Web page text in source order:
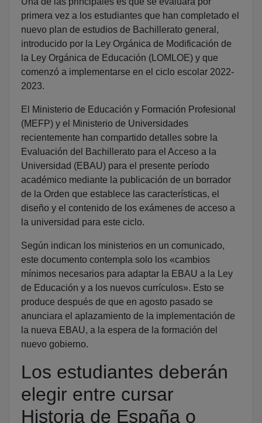
primera vez a los estudiantes que han completado el
nuevo plan de estudios de Bachillerato general,
introducido por la Ley Orgánica de Modificación de
la Ley Orgánica de Educación (LOMLOE) y que
comenzó a implementarse en el ciclo escolar 2022-
2023.
El Ministerio de Educación y Formación Profesional
(MEFP) y el Ministerio de Universidades
recientemente han compartido detalles sobre la
Evaluación del Bachillerato para el Acceso a la
Universidad (EBAU) para el presente período
académico mediante la publicación de un borrador
de la Orden que establece las características, el
diseño y el contenido de los exámenes de acceso a
la universidad para este ciclo.
Según indican los ministerios en un comunicado,
este documento contempla solo los «cambios
mínimos necesarios para adaptar la EBAU a la Ley
de Educación y a los nuevos currículos». Esto se
produce después de que en agosto pasado se
anunciara el aplazamiento de la implementación de
la nueva EBAU, a la espera de la formación del
nuevo gobierno.
Los estudiantes deberán
elegir entre cursar
Historia de España o